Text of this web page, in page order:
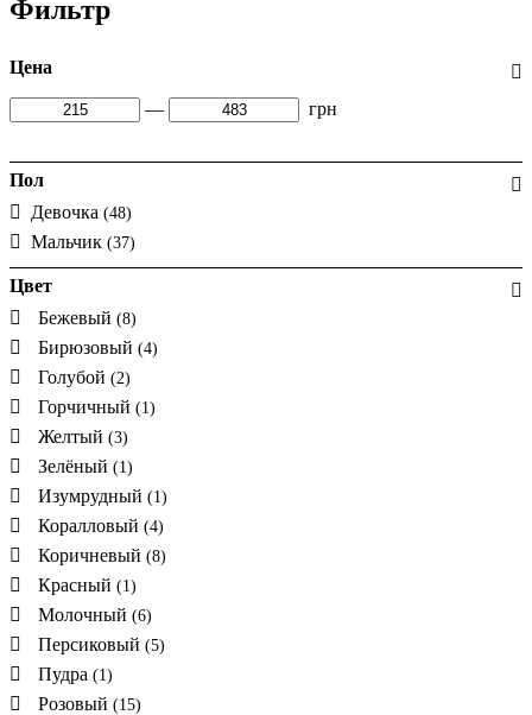
Фильтр
Цена
— грн
Пол
Девочка (48)
Мальчик (37)
Цвет
Бежевый (8)
Бирюзовый (4)
Голубой (2)
Горчичный (1)
Желтый (3)
Зелёный (1)
Изумрудный (1)
Коралловый (4)
Коричневый (8)
Красный (1)
Молочный (6)
Персиковый (5)
Пудра (1)
Розовый (15)